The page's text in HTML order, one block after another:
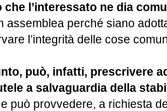
l’interessato ne dia
assemblea perché siano
l’integrità delle cose
può, infatti, prescrivere
a salvaguardia della
e può provvedere, a richiesta